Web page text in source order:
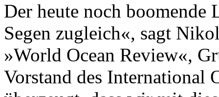
Der heute noch boomende
Segen zugleich«, sagt
»World Ocean Review«,
Vorstand des International